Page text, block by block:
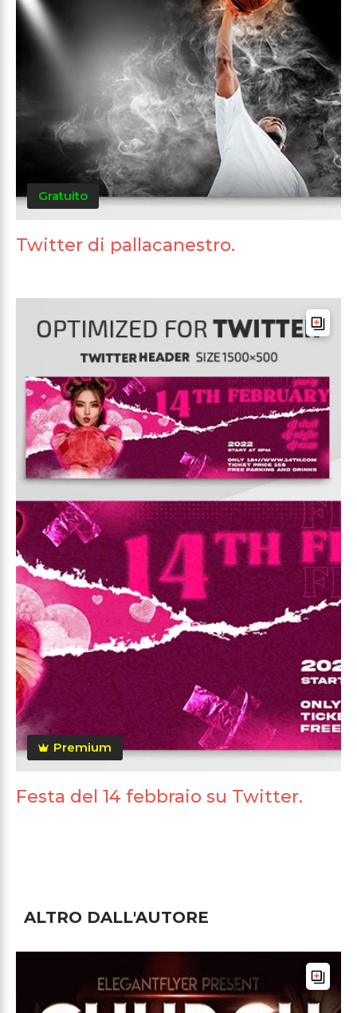
Gratuito
Twitter di pallacanestro.
Premium
Festa del 14 febbraio su Twitter.
ALTRO DALL'AUTORE